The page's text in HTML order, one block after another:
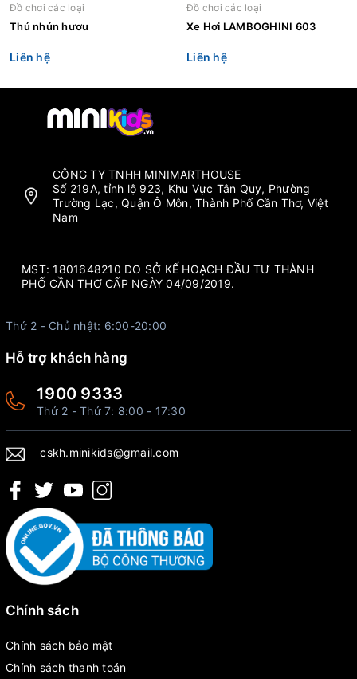
Đồ chơi các loại
Thú nhún hươu
Liên hệ
Đồ chơi các loại
Xe Hơi LAMBOGHINI 603
Liên hệ
CÔNG TY TNHH MINIMARTHOUSE
Số 219A, tỉnh lộ 923, Khu Vực Tân Quy, Phường
Trường Lạc, Quận Ô Môn, Thành Phố Cần Thơ, Việt
Nam
MST: 1801648210 DO SỞ KẾ HOẠCH ĐẦU TƯ THÀNH
PHỐ CẦN THƠ CẤP NGÀY 04/09/2019.
Thứ 2 - Chủ nhật: 6:00-20:00
Hỗ trợ khách hàng
1900 9333
Thứ 2 - Thứ 7: 8:00 - 17:30
cskh.minikids@gmail.com
Chính sách
Chính sách bảo mật
Chính sách thanh toán